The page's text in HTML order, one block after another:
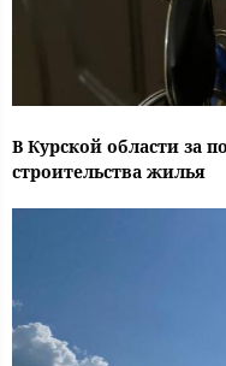
В Курской области за
строительства жилья